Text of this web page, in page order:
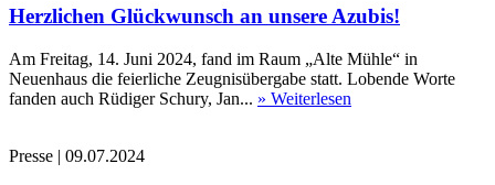
Herzlichen Glückwunsch an unsere Azubis!
Am Freitag, 14. Juni 2024, fand im Raum „Alte Mühle“ in
Neuenhaus die feierliche Zeugnisübergabe statt. Lobende Worte
fanden auch Rüdiger Schury, Jan... » Weiterlesen
Presse | 09.07.2024